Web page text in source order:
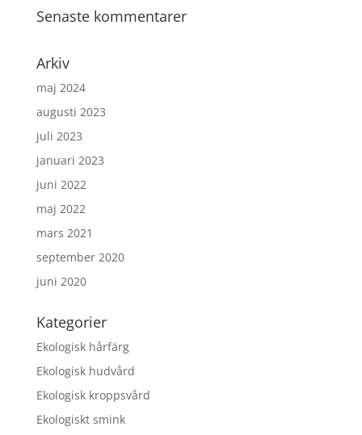
Senaste kommentarer
Arkiv
maj 2024
augusti 2023
juli 2023
januari 2023
juni 2022
maj 2022
mars 2021
september 2020
juni 2020
Kategorier
Ekologisk hårfärg
Ekologisk hudvård
Ekologisk kroppsvård
Ekologiskt smink